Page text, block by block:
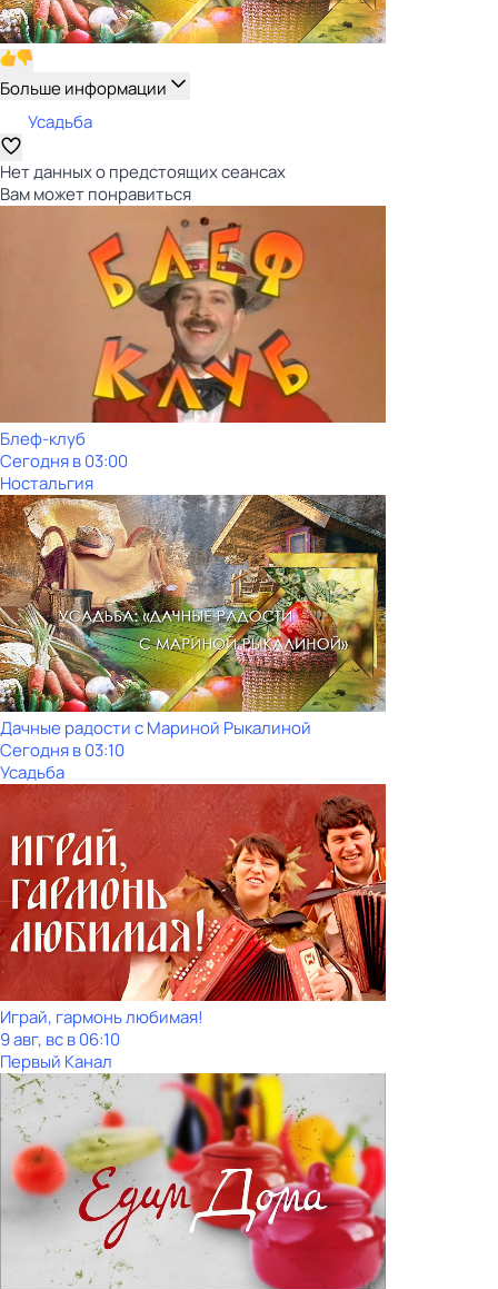
Больше информации
Усадьба
Нет данных о предстоящих сеансах
Вам может понравиться
Блеф-клуб
Сегодня в 03:00
Ностальгия
Дачные радости с Мариной Рыкалиной
Сегодня в 03:10
Усадьба
Играй, гармонь любимая!
9 авг, вс в 06:10
Первый Канал